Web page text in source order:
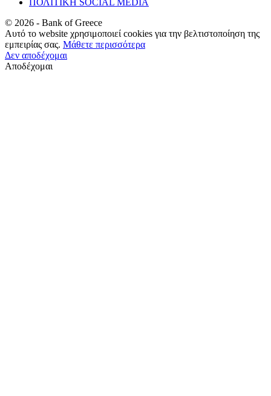
© 2026 - Bank of Greece
Αυτό το website χρησιμοποιεί cookies για την βελτιστοποίηση της
εμπειρίας σας. Μάθετε περισσότερα
Δεν αποδέχομαι
Αποδέχομαι